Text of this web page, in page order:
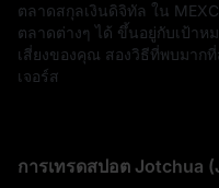
ตลาดสกุลเงินดิจิทัล ใน
ตลาดต่างๆ ได้ ขึ้นอยู่กับเป้าห
เสี่ยงของคุณ สองวิธีที่พบมาก
เจอร์ส
การเทรดสปอต Jotchua